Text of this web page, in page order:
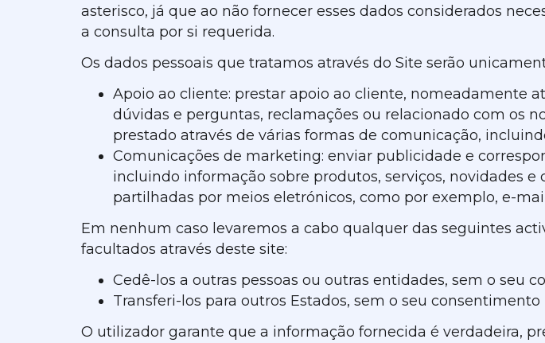
asterisco, já que ao não fornecer esses dados considerados
a consulta por si requerida.
Os dados pessoais que tratamos através do Site serão
Apoio ao cliente: prestar apoio ao cliente, nomeadamente
dúvidas e perguntas, reclamações ou relacionado com os
prestado através de várias formas de comunicação,
Comunicações de marketing: enviar publicidade e
incluindo informação sobre produtos, serviços, novidades
partilhadas por meios eletrónicos, como por exemplo, e-
Em nenhum caso levaremos a cabo qualquer das seguintes
facultados através deste site:
Cedê-los a outras pessoas ou outras entidades, sem o seu
Transferi-los para outros Estados, sem o seu consentimento
O utilizador garante que a informação fornecida é verdadeira,